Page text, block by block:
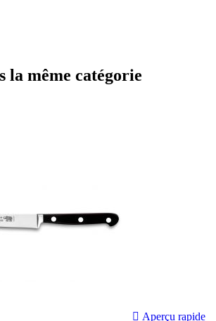
la même catégorie
 Aperçu rapide